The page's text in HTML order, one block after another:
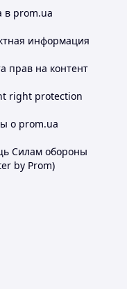
в prom.ua
информация
прав на контент
right protection
о prom.ua
Силам обороны
by Prom)